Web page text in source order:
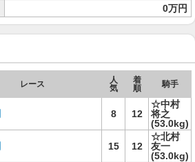
0万円
レース
人
気
着
順
騎手
8 12
☆中村
将之
(53.0kg)
15 12
☆北村
友一
(53.0kg)